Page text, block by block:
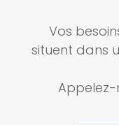
Vos
situent dans
Appelez-